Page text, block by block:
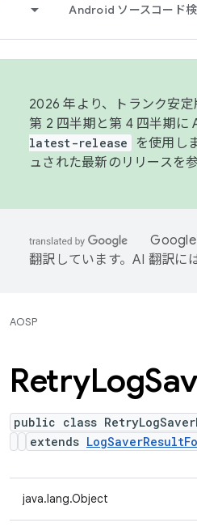
Android ソースコード
2026 年より、トランク安
第 2 四半期と第 4 四半期に
latest-release
を使用し
ュされた最新のリリースを
Google
翻訳しています。AI 翻訳に
AOSP
RetryLog
public class
extends
java.lang.Object